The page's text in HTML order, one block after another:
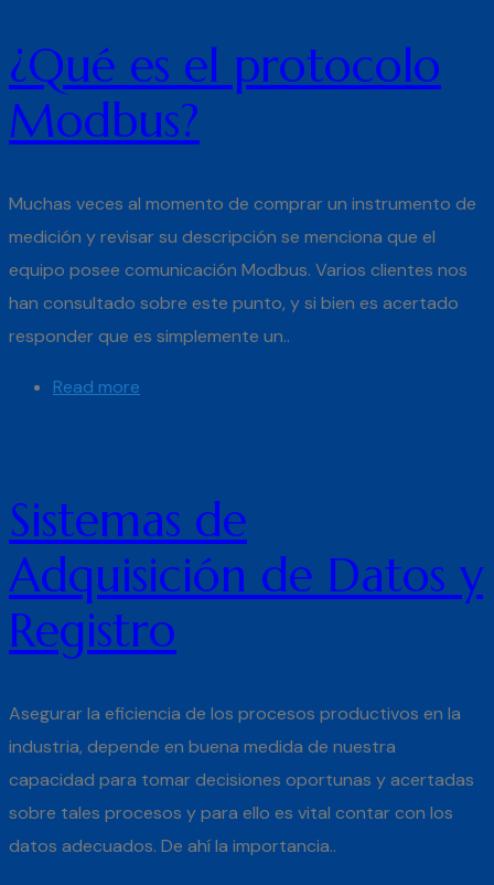
¿Qué es el protocolo
Modbus?
Muchas veces al momento de comprar un instrumento de
medición y revisar su descripción se menciona que el
equipo posee comunicación Modbus. Varios clientes nos
han consultado sobre este punto, y si bien es acertado
responder que es simplemente un..
Read more
Sistemas de
Adquisición de Datos y
Registro
Asegurar la eficiencia de los procesos productivos en la
industria, depende en buena medida de nuestra
capacidad para tomar decisiones oportunas y acertadas
sobre tales procesos y para ello es vital contar con los
datos adecuados. De ahí la importancia..